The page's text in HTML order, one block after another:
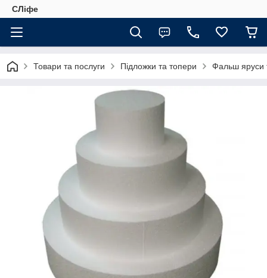
СЛіфе
Товари та послуги Підложки та топери Фальш яруси